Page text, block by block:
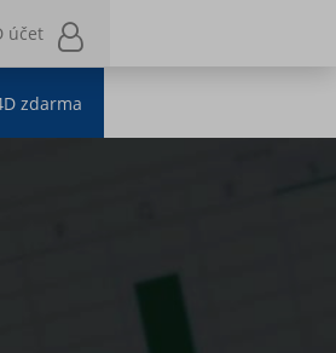
účet
účet
zdarma